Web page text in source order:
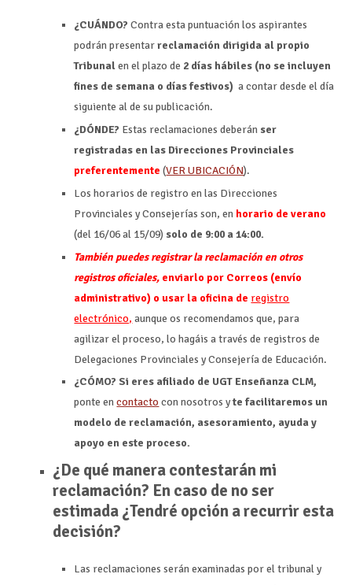
¿CUÁNDO? Contra esta puntuación los aspirantes
podrán presentarreclamación dirigida al propio
Tribunalen el plazo de 2 días hábiles (no se incluyen
fines de semana o días festivos) a contar desde el día
siguiente al de su publicación.
¿DÓNDE? Estas reclamaciones deberán ser
registradas en las Direcciones Provinciales
preferentemente (VER UBICACIÓN).
Los horarios de registro en las Direcciones
Provinciales y Consejerías son, en horario de verano
(del 16/06 al 15/09) solo de 9:00 a 14:00.
También puedes registrar la reclamación en otros
registros oficiales, enviarlo por Correos (envío
administrativo) o usar la oficina de registro
electrónico, aunque os recomendamos que, para
agilizar el proceso, lo hagáis a través de registros de
Delegaciones Provinciales y Consejería de Educación.
¿CÓMO? Si eres afiliado de UGT Enseñanza CLM,
ponte encontacto con nosotros yte facilitaremos un
modelo de reclamación, asesoramiento, ayuda y
apoyo en este proceso.
¿De qué manera contestarán mi
reclamación? En caso de no ser
estimada ¿Tendré opción a recurrir esta
decisión?
Las reclamaciones serán examinadas por el tribunal y